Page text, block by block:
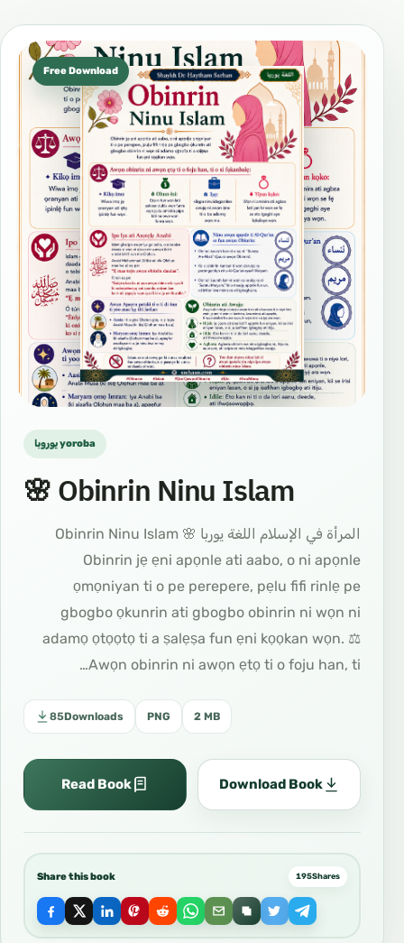
Free Download
يوروبا yoroba
🌸 Obinrin Ninu Islam
المرأة في الإسلام اللغة يوربا 🌸 Obinrin Ninu Islam
Obinrin jẹ ẹni apọnle ati aabo, o ni apọnle
ọmọniyan ti o pe perepere, pẹlu fifi rinlẹ pe
gbogbo ọkunrin ati gbogbo obinrin ni wọn ni
adamọ ọtọọtọ ti a ṣalẹṣa fun ẹni kọọkan wọn. ⚖️
Awọn obinrin ni awọn ẹtọ ti o foju han, ti…
85Downloads PNG 2 MB
Read Book Download Book
Share this book 195Shares